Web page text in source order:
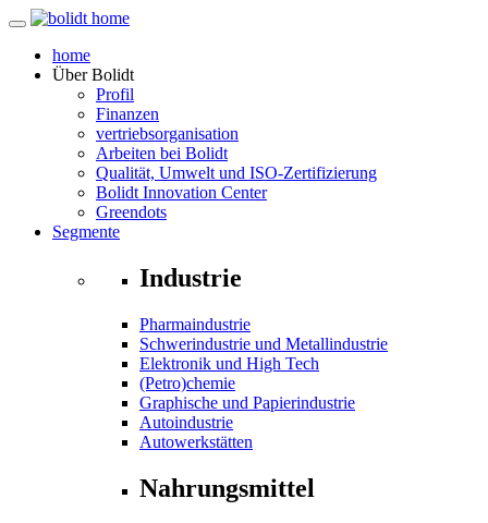
home
ÜberBolidt
Profil
Finanzen
vertriebsorganisation
Arbeiten bei Bolidt
Qualität, Umwelt und ISO-Zertifizierung
Bolidt Innovation Center
Greendots
Segmente
Industrie
Pharmaindustrie
Schwerindustrie und Metallindustrie
Elektronik und High Tech
(Petro)chemie
Graphische und Papierindustrie
Autoindustrie
Autowerkstätten
Nahrungsmittel